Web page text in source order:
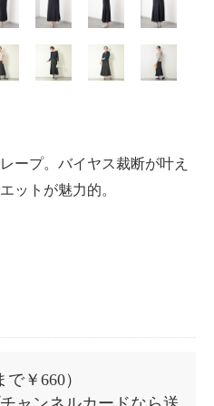
ープ。バイヤス裁断が叶え
ットが魅力的。
で￥660）